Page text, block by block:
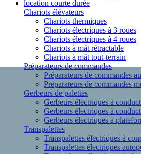
location courte durée
Chariots élévateurs
Chariots thermiques
Chariots électriques à 3 roues
Chariots électriques à 4 roues
Chariots à mât rétractable
Chariots à mât tout-terrain
Préparateurs de commandes
Préparateurs de commandes
Préparateurs de commandes
Gerbeurs de palettes
Gerbeurs électriques à
Gerbeurs électriques à
Gerbeurs électriques à
Transpalettes
Transpalettes électriques à
Transpalettes électriques